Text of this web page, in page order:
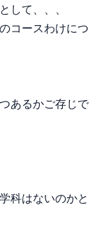
して、、、
コースわけにつ
あるかご存じで
科はないのかと